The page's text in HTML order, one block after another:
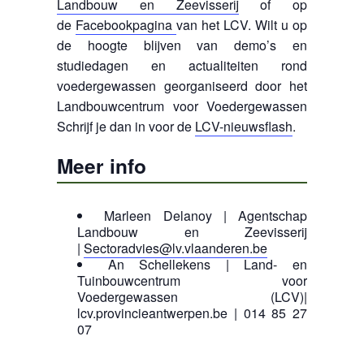
Landbouw en Zeevisserijof op
de Facebookpagina van het LCV. Wilt u op
de hoogte blijven van demo’s en
studiedagen en actualiteiten rond
voedergewassen georganiseerd door het
Landbouwcentrum voor Voedergewassen
Schrijf je dan in voor de LCV-nieuwsflash.
Meer info
Marleen Delanoy | Agentschap
Landbouw en Zeevisserij
| Sectoradvies@lv.vlaanderen.be
An Schellekens | Land- en
Tuinbouwcentrum voor
Voedergewassen (LCV)|
lcv.provincieantwerpen.be | 014 85 27
07